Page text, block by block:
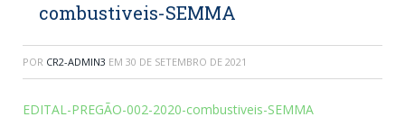
combustiveis-SEMMA
POR CR2-ADMIN3 EM 30 DE SETEMBRO DE 2021
EDITAL-PREGÃO-002-2020-combustiveis-SEMMA